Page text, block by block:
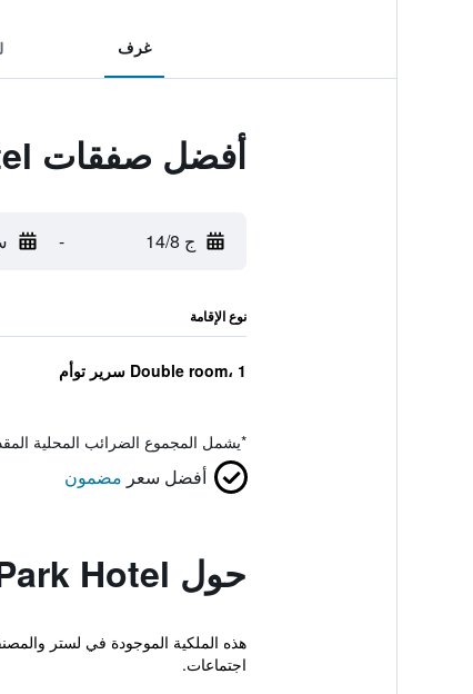
غرف
أفضل صفقات Premier Inn Leicester Fosse Park Hotel
ج 14/8 -
نوع الإقامة
Double room، 1 سرير توأم
*يشمل المجموع الضرائب المحلية
أفضل سعر مضمون
حول Premier Inn Leicester Fosse Park Hotel
اجتماعات.